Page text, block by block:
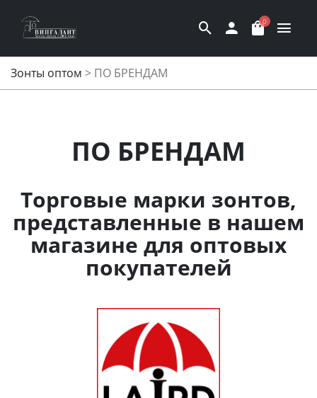
0
Зонты оптом > ПО БРЕНДАМ
ПО БРЕНДАМ
Торговые марки зонтов,
представленные в нашем
магазине для оптовых
покупателей